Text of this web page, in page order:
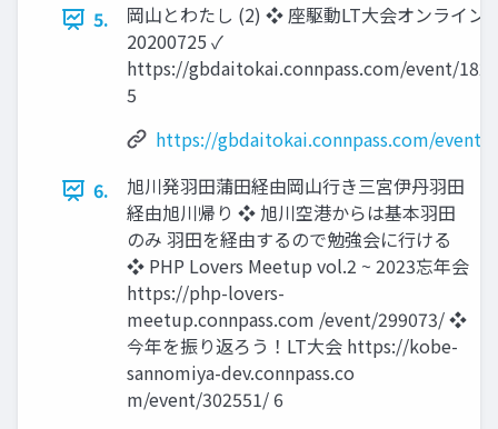
5.
岡山とわたし (2) ❖ 座駆動LT大会オンライン
20200725 ✓
https://gbdaitokai.connpass.com/event/
5
https://gbdaitokai.connpass.com/event/
6.
旭川発羽田蒲田経由岡山行き三宮伊丹羽田
経由旭川帰り ❖ 旭川空港からは基本羽田
のみ 羽田を経由するので勉強会に行ける
❖ PHP Lovers Meetup vol.2 ~ 2023忘年会
https://php-lovers-
meetup.connpass.com /event/299073/ ❖
今年を振り返ろう！LT大会 https://kobe-
sannomiya-dev.connpass.co
m/event/302551/ 6